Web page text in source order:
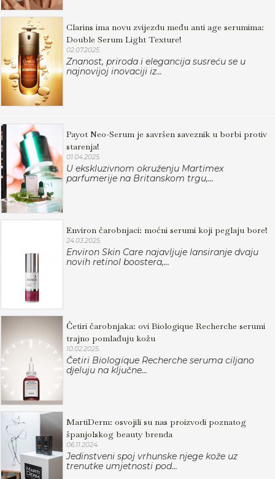
Clarins ima novu zvijezdu među anti age serumima:
Double Serum Light Texture!
02.07.2025.
Znanost, priroda i elegancija susreću se u
najnovijoj inovaciji iz...
Payot Neo-Serum je savršen saveznik u borbi protiv
starenja!
01.04.2025.
U ekskluzivnom okruženju Martimex
parfumerije na Britanskom trgu,...
Environ čarobnjaci: moćni serumi koji peglaju bore!
24.03.2025.
Environ Skin Care najavljuje lansiranje dvaju
novih retinol boostera,...
Četiri čarobnjaka: ovi Biologique Recherche serumi
trajno pomlađuju kožu
10.02.2025.
Četiri Biologique Recherche seruma ciljano
djeluju na ključne...
MartiDerm: osvojili su nas proizvodi poznatog
španjolskog beauty brenda
06.11.2024.
Jedinstveni spoj vrhunske njege kože uz
trenutke umjetnosti pod...